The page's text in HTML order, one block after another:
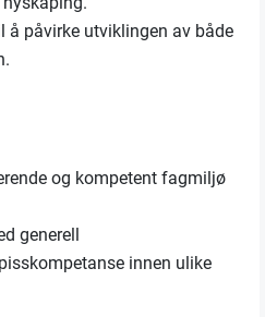
å påvirke utviklingen av både
og kompetent fagmiljø
generell
innen ulike